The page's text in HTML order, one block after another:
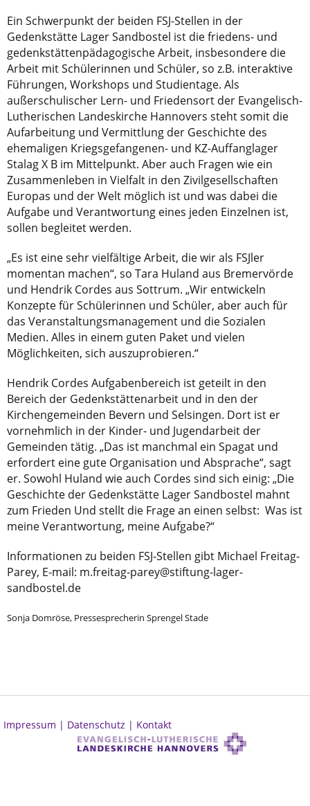
Ein Schwerpunkt der beiden FSJ-Stellen in der
Gedenkstätte Lager Sandbostel ist die friedens- und
gedenkstättenpädagogische Arbeit, insbesondere die
Arbeit mit Schülerinnen und Schüler, so z.B. interaktive
Führungen, Workshops und Studientage. Als
außerschulischer Lern- und Friedensort der Evangelisch-
Lutherischen Landeskirche Hannovers steht somit die
Aufarbeitung und Vermittlung der Geschichte des
ehemaligen Kriegsgefangenen- und KZ-Auffanglager
Stalag X B im Mittelpunkt. Aber auch Fragen wie ein
Zusammenleben in Vielfalt in den Zivilgesellschaften
Europas und der Welt möglich ist und was dabei die
Aufgabe und Verantwortung eines jeden Einzelnen ist,
sollen begleitet werden.
„Es ist eine sehr vielfältige Arbeit, die wir als FSJler
momentan machen“, so Tara Huland aus Bremervörde
und Hendrik Cordes aus Sottrum. „Wir entwickeln
Konzepte für Schülerinnen und Schüler, aber auch für
das Veranstaltungsmanagement und die Sozialen
Medien. Alles in einem guten Paket und vielen
Möglichkeiten, sich auszuprobieren.“
Hendrik Cordes Aufgabenbereich ist geteilt in den
Bereich der Gedenkstättenarbeit und in den der
Kirchengemeinden Bevern und Selsingen. Dort ist er
vornehmlich in der Kinder- und Jugendarbeit der
Gemeinden tätig. „Das ist manchmal ein Spagat und
erfordert eine gute Organisation und Absprache“, sagt
er. Sowohl Huland wie auch Cordes sind sich einig: „Die
Geschichte der Gedenkstätte Lager Sandbostel mahnt
zum Frieden Und stellt die Frage an einen selbst: Was ist
meine Verantwortung, meine Aufgabe?“
Informationen zu beiden FSJ-Stellen gibt Michael Freitag-
Parey, E-mail: m.freitag-parey@stiftung-lager-
sandbostel.de
Sonja Domröse, Pressesprecherin Sprengel Stade
Impressum | Datenschutz | Kontakt